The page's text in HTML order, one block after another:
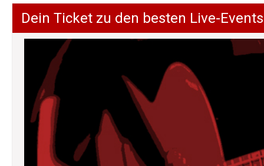
Dein Ticket zu den besten Live-Events